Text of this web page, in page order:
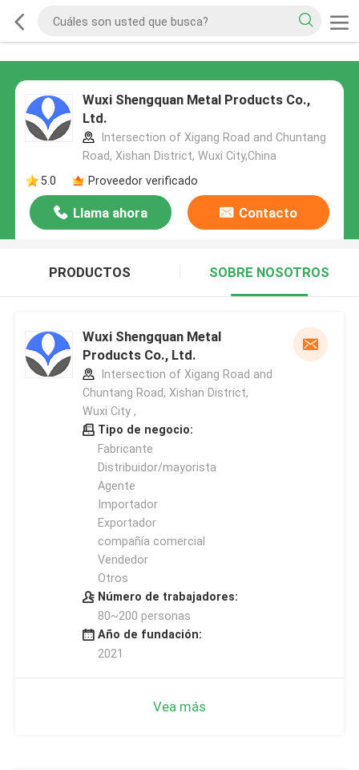
Wuxi Shengquan Metal Products Co.,
Ltd.
Intersection of Xigang Road and Chuntang
Road, Xishan District, Wuxi City,China
5.0
Proveedor verificado
Llama ahora Contacto
PRODUCTOS SOBRE NOSOTROS
Wuxi Shengquan Metal
Products Co., Ltd.
Intersection of Xigang Road and
Chuntang Road, Xishan District,
Wuxi City ,
Tipo de negocio:
Fabricante
Distribuidor/mayorista
Agente
Importador
Exportador
compañía comercial
Vendedor
Otros
Número de trabajadores:
80~200 personas
Año de fundación:
2021
Vea más